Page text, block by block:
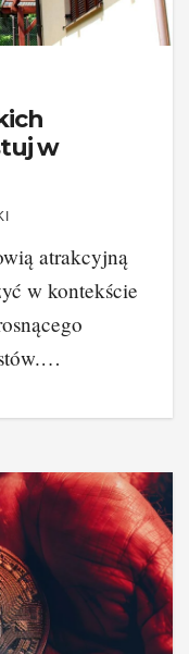
w
atrakcyjną
w kontekście